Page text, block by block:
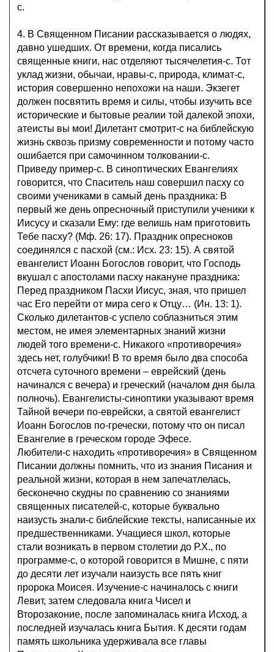
с.
4. В Священном Писании рассказывается о людях,
давно ушедших. От времени, когда писались
священные книги, нас отделяют тысячелетия-с. Тот
уклад жизни, обычаи, нравы-с, природа, климат-с,
история совершенно непохожи на наши. Экзегет
должен посвятить время и силы, чтобы изучить все
исторические и бытовые реалии той далекой эпохи,
атеисты вы мои! Дилетант смотрит-с на библейскую
жизнь сквозь призму современности и потому часто
ошибается при самочинном толковании-с.
Приведу пример-с. В синоптических Евангелиях
говорится, что Спаситель наш совершил пасху со
своими учениками в самый день праздника: В
первый же день опресночный приступили ученики к
Иисусу и сказали Ему: где велишь нам приготовить
Тебе пасху? (Мф. 26: 17). Праздник опресноков
соединялся с пасхой (см.: Исх. 23: 15). А святой
евангелист Иоанн Богослов говорит, что Господь
вкушал с апостолами пасху накануне праздника:
Перед праздником Пасхи Иисус, зная, что пришел
час Его перейти от мира сего к Отцу… (Ин. 13: 1).
Сколько дилетантов-с успело соблазниться этим
местом, не имея элементарных знаний жизни
людей того времени-с. Никакого «противоречия»
здесь нет, голубчики! В то время было два способа
отсчета суточного времени – еврейский (день
начинался с вечера) и греческий (началом дня была
полночь). Евангелисты-синоптики указывают время
Тайной вечери по-еврейски, а святой евангелист
Иоанн Богослов по-гречески, потому что он писал
Евангелие в греческом городе Эфесе.
Любители-с находить «противоречия» в Священном
Писании должны помнить, что из знания Писания и
реальной жизни, которая в нем запечатлелась,
бесконечно скудны по сравнению со знаниями
священных писателей-с, которые буквально
наизусть знали-с библейские тексты, написанные их
предшественниками. Учащиеся школ, которые
стали возникать в первом столетии до Р.Х., по
программе-с, о которой говорится в Мишне, с пяти
до десяти лет изучали наизусть все пять книг
пророка Моисея. Изучение-с начиналось с книги
Левит, затем следовала книга Чисел и
Второзаконие, после запоминалась книга Исход, а
последней изучалась книга Бытия. К десяти годам
память школьника удерживала все главы